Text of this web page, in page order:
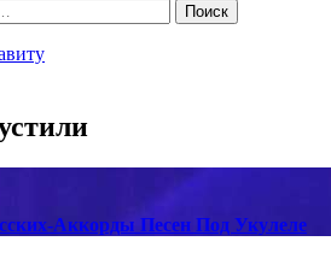
Аккорды Песен Под Укулеле